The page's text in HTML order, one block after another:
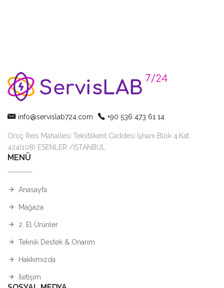
info@servislab724.com +90 536 473 61 14
Oruç Reis Mahallesi Tekstilkent Caddesi İşhanı Blok 4.Kat
424(108) ESENLER /İSTANBUL
MENÜ
Anasayfa
Mağaza
2. El Ürünler
Teknik Destek & Onarım
Hakkımızda
İletişim